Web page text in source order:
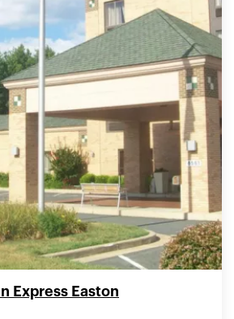
Express Easton